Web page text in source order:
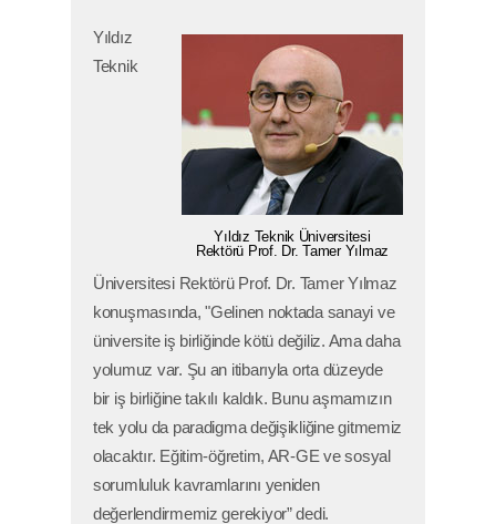
Yıldız Teknik Üniversitesi
Rektörü Prof. Dr. Tamer Yılmaz
Yıldız
Teknik
Üniversitesi Rektörü Prof. Dr. Tamer Yılmaz
konuşmasında, "Gelinen noktada sanayi ve
üniversite iş birliğinde kötü değiliz. Ama daha
yolumuz var. Şu an itibarıyla orta düzeyde
bir iş birliğine takılı kaldık. Bunu aşmamızın
tek yolu da paradigma değişikliğine gitmemiz
olacaktır. Eğitim-öğretim, AR-GE ve sosyal
sorumluluk kavramlarını yeniden
değerlendirmemiz gerekiyor” dedi.